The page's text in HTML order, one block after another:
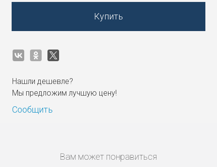
Купить
Нашли дешевле?
Мы предложим лучшую цену!
Сообщить
Вам может понравиться